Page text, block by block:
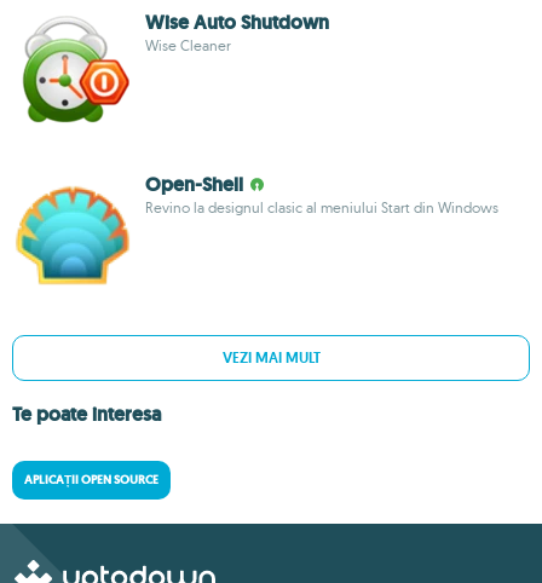
Wise Auto Shutdown
Wise Cleaner
Open-Shell
Revino la designul clasic al meniului Start din Windows
VEZI MAI MULT
Te poate interesa
APLICAȚII OPEN SOURCE